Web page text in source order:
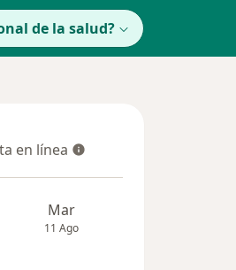
de la salud?
en línea
en línea
Mar
11 Ago